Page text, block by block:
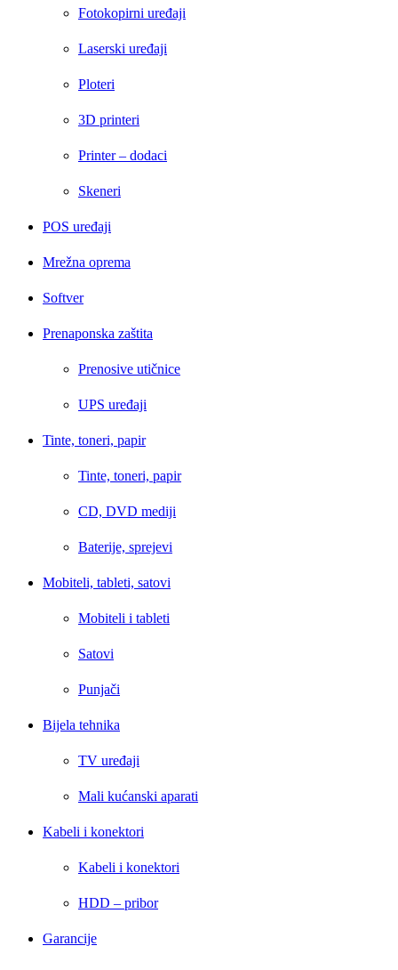
Fotokopirni uređaji
Laserski uređaji
Ploteri
3D printeri
Printer – dodaci
Skeneri
POS uređaji
Mrežna oprema
Softver
Prenaponska zaštita
Prenosive utičnice
UPS uređaji
Tinte, toneri, papir
Tinte, toneri, papir
CD, DVD mediji
Baterije, sprejevi
Mobiteli, tableti, satovi
Mobiteli i tableti
Satovi
Punjači
Bijela tehnika
TV uređaji
Mali kućanski aparati
Kabeli i konektori
Kabeli i konektori
HDD – pribor
Garancije